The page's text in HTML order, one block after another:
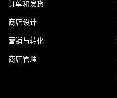
订单和发货
商店设计
营销与转化
商店管理